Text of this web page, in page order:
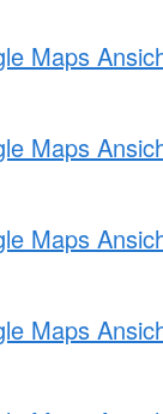
Maps
Maps
Maps
Maps